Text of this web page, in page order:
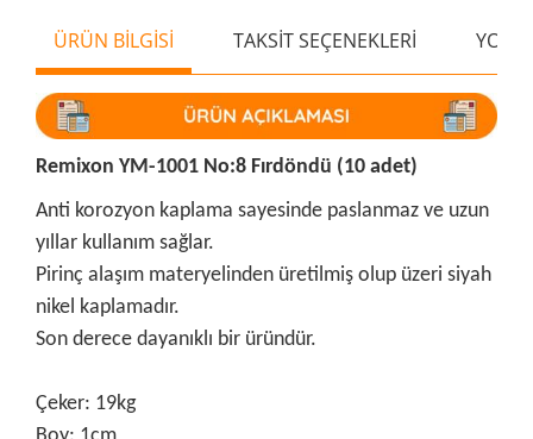
ÜRÜN BİLGİSİ TAKSİT SEÇENEKLERİ
Remixon YM-1001 No:8 Fırdöndü (10 adet)
Anti korozyon kaplama sayesinde paslanmaz ve uzun
yıllar kullanım sağlar.
Pirinç alaşım materyelinden üretilmiş olup üzeri siyah
nikel kaplamadır.
Son derece dayanıklı bir üründür.
Çeker: 19kg